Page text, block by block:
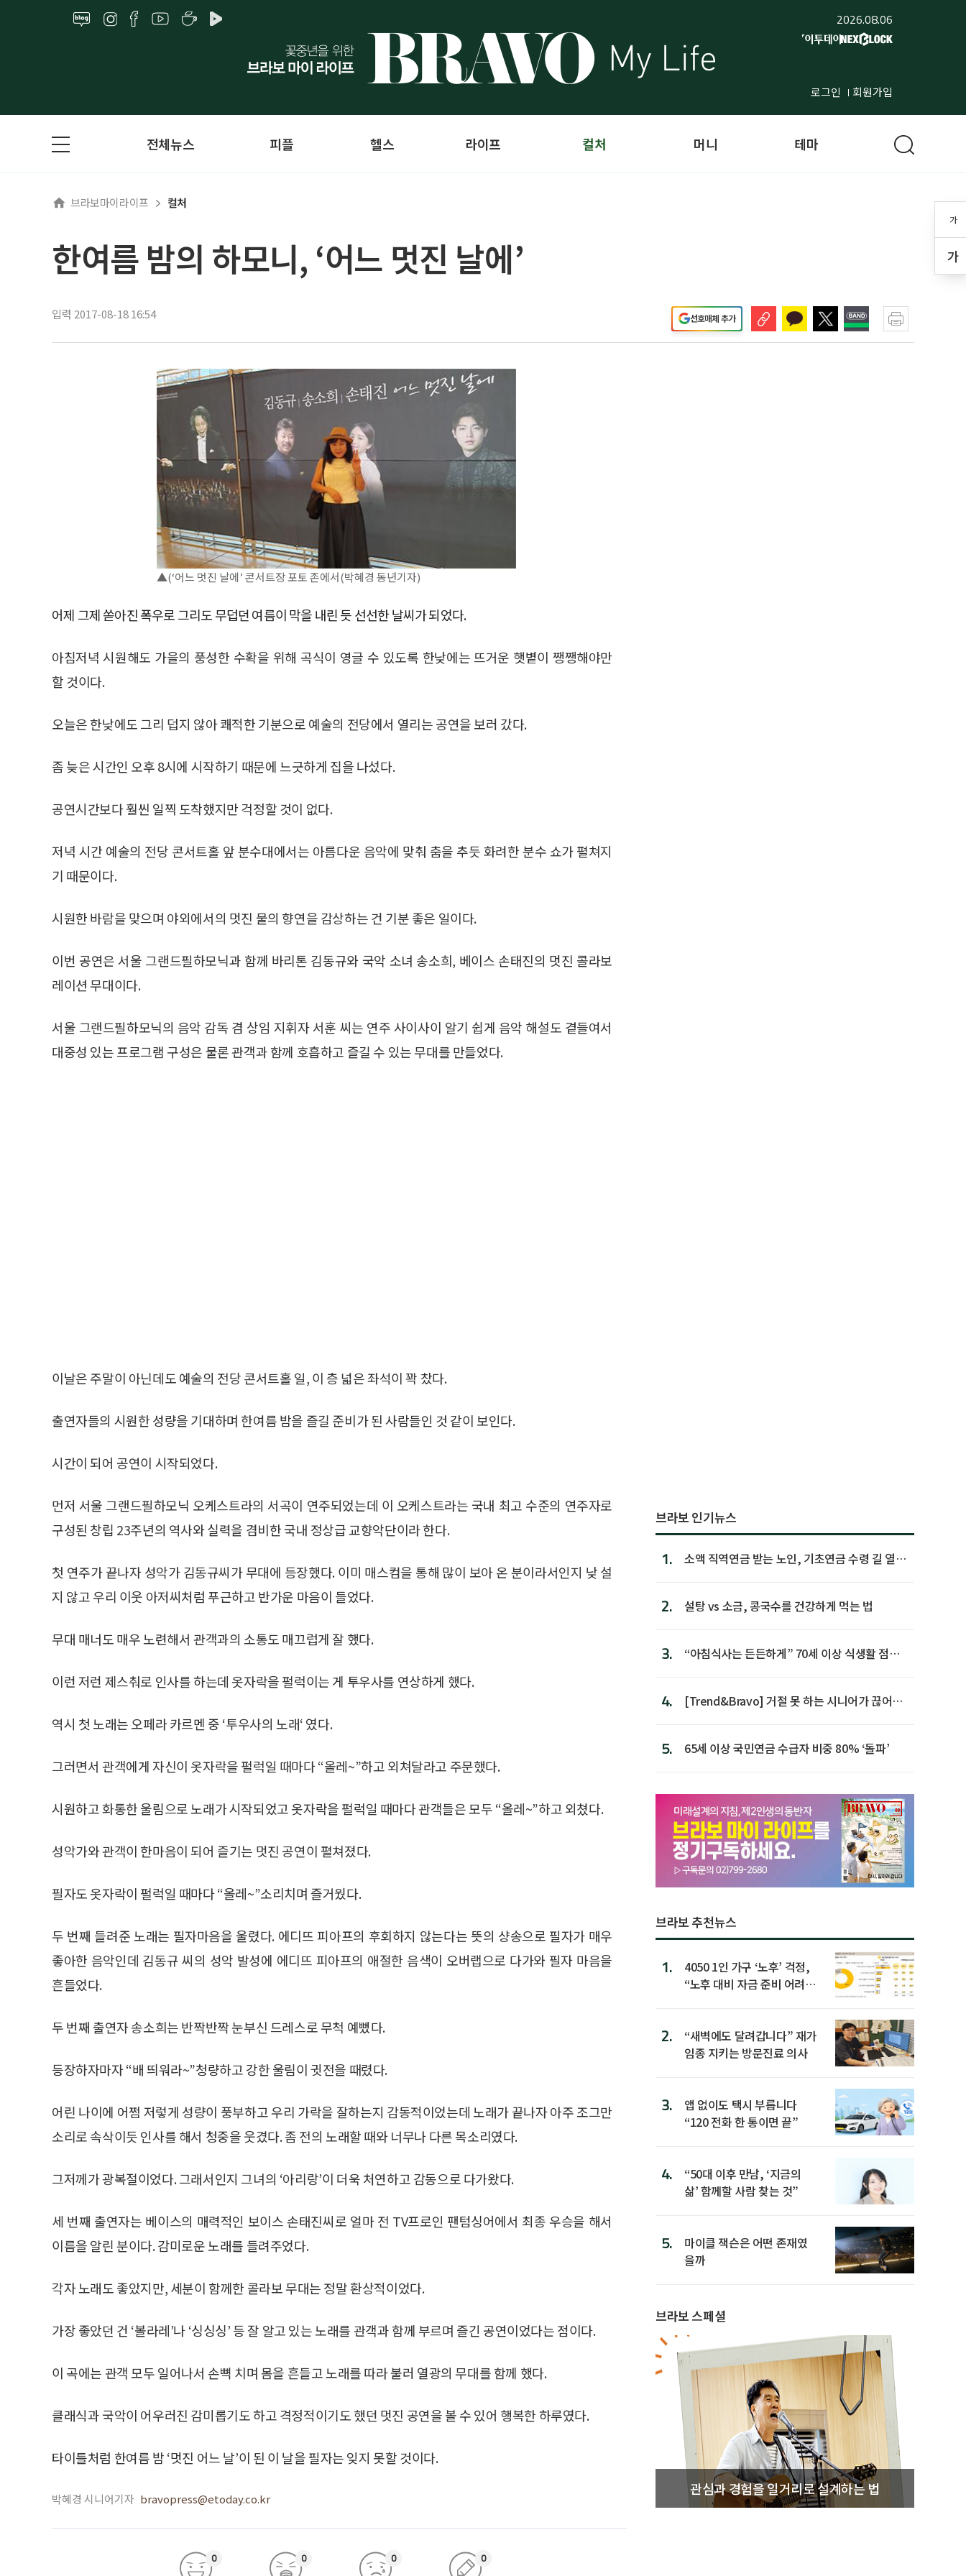
2026.08.06
로그인 회원가입
가
가
전체뉴스 피플 헬스 라이프 컬처 머니 테마
브라보마이라이프 컬처
한여름 밤의 하모니, ‘어느 멋진 날에’
입력 2017-08-18 16:54 선호매체 추가
▲(‘어느 멋진 날에’ 콘서트장 포토 존에서(박혜경 동년기자)
어제 그제 쏟아진 폭우로 그리도 무덥던 여름이 막을 내린 듯 선선한 날씨가 되었다.
아침저녁 시원해도 가을의 풍성한 수확을 위해 곡식이 영글 수 있도록 한낮에는 뜨거운 햇볕이 쨍쨍해야만
할 것이다.
오늘은 한낮에도 그리 덥지 않아 쾌적한 기분으로 예술의 전당에서 열리는 공연을 보러 갔다.
좀 늦은 시간인 오후 8시에 시작하기 때문에 느긋하게 집을 나섰다.
공연시간보다 훨씬 일찍 도착했지만 걱정할 것이 없다.
저녁 시간 예술의 전당 콘서트홀 앞 분수대에서는 아름다운 음악에 맞춰 춤을 추듯 화려한 분수 쇼가 펼쳐지
기 때문이다.
시원한 바람을 맞으며 야외에서의 멋진 물의 향연을 감상하는 건 기분 좋은 일이다.
이번 공연은 서울 그랜드필하모닉과 함께 바리톤 김동규와 국악 소녀 송소희, 베이스 손태진의 멋진 콜라보
레이션 무대이다.
서울 그랜드필하모닉의 음악 감독 겸 상임 지휘자 서훈 씨는 연주 사이사이 알기 쉽게 음악 해설도 곁들여서
대중성 있는 프로그램 구성은 물론 관객과 함께 호흡하고 즐길 수 있는 무대를 만들었다.
이날은 주말이 아닌데도 예술의 전당 콘서트홀 일, 이 층 넓은 좌석이 꽉 찼다.
출연자들의 시원한 성량을 기대하며 한여름 밤을 즐길 준비가 된 사람들인 것 같이 보인다.
시간이 되어 공연이 시작되었다.
먼저 서울 그랜드필하모닉 오케스트라의 서곡이 연주되었는데 이 오케스트라는 국내 최고 수준의 연주자로
구성된 창립 23주년의 역사와 실력을 겸비한 국내 정상급 교향악단이라 한다.
첫 연주가 끝나자 성악가 김동규씨가 무대에 등장했다. 이미 매스컴을 통해 많이 보아 온 분이라서인지 낮 설
지 않고 우리 이웃 아저씨처럼 푸근하고 반가운 마음이 들었다.
무대 매너도 매우 노련해서 관객과의 소통도 매끄럽게 잘 했다.
이런 저런 제스춰로 인사를 하는데 옷자락을 펄럭이는 게 투우사를 연상하게 했다.
역시 첫 노래는 오페라 카르멘 중 ‘투우사의 노래‘ 였다.
그러면서 관객에게 자신이 옷자락을 펄럭일 때마다 “올레~”하고 외쳐달라고 주문했다.
시원하고 화통한 울림으로 노래가 시작되었고 옷자락을 펄럭일 때마다 관객들은 모두 “올레~”하고 외쳤다.
성악가와 관객이 한마음이 되어 즐기는 멋진 공연이 펼쳐졌다.
필자도 옷자락이 펄럭일 때마다 “올레~”소리치며 즐거웠다.
두 번째 들려준 노래는 필자마음을 울렸다. 에디뜨 피아프의 후회하지 않는다는 뜻의 샹송으로 필자가 매우
좋아한 음악인데 김동규 씨의 성악 발성에 에디뜨 피아프의 애절한 음색이 오버랩으로 다가와 필자 마음을
흔들었다.
두 번째 출연자 송소희는 반짝반짝 눈부신 드레스로 무척 예뻤다.
등장하자마자 “배 띄워라~”청량하고 강한 울림이 귓전을 때렸다.
어린 나이에 어쩜 저렇게 성량이 풍부하고 우리 가락을 잘하는지 감동적이었는데 노래가 끝나자 아주 조그만
소리로 속삭이듯 인사를 해서 청중을 웃겼다. 좀 전의 노래할 때와 너무나 다른 목소리였다.
그저께가 광복절이었다. 그래서인지 그녀의 ‘아리랑’이 더욱 처연하고 감동으로 다가왔다.
세 번째 출연자는 베이스의 매력적인 보이스 손태진씨로 얼마 전 TV프로인 팬텀싱어에서 최종 우승을 해서
이름을 알린 분이다. 감미로운 노래를 들려주었다.
각자 노래도 좋았지만, 세분이 함께한 콜라보 무대는 정말 환상적이었다.
가장 좋았던 건 ‘볼라레’나 ‘싱싱싱’ 등 잘 알고 있는 노래를 관객과 함께 부르며 즐긴 공연이었다는 점이다.
이 곡에는 관객 모두 일어나서 손뼉 치며 몸을 흔들고 노래를 따라 불러 열광의 무대를 함께 했다.
클래식과 국악이 어우러진 감미롭기도 하고 격정적이기도 했던 멋진 공연을 볼 수 있어 행복한 하루였다.
타이틀처럼 한여름 밤 ‘멋진 어느 날’이 된 이 날을 필자는 잊지 못할 것이다.
박혜경 시니어기자 bravopress@etoday.co.kr
0 0 0 0
브라보 인기뉴스
1.
소액 직역연금 받는 노인, 기초연금 수령 길 열린
2. 설탕 vs 소금, 콩국수를 건강하게 먹는 법
3.
“아침식사는 든든하게” 70세 이상 식생활 점수
4.
[Trend&Bravo] 거절 못 하는 시니어가 끊어야
5. 65세 이상 국민연금 수급자 비중 80% ‘돌파’
브라보 추천뉴스
1.
4050 1인 가구 ‘노후’ 걱정,
“노후 대비 자금 준비 어려
2.
“새벽에도 달려갑니다” 재가
임종 지키는 방문진료 의사
3.
앱 없이도 택시 부릅니다
“120 전화 한 통이면 끝”
4.
“50대 이후 만남, ‘지금의
삶’ 함께할 사람 찾는 것”
5.
마이클 잭슨은 어떤 존재였
을까
브라보 스페셜
관심과 경험을 일거리로 설계하는 법